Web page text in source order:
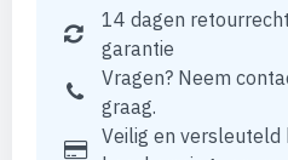
14 dagen
garantie
Vragen? Neem
graag.
Veilig en